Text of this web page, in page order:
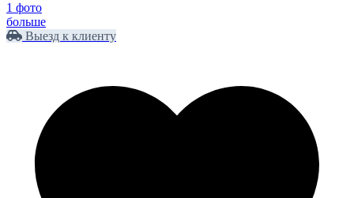
1 фото
больше
Выезд к клиенту